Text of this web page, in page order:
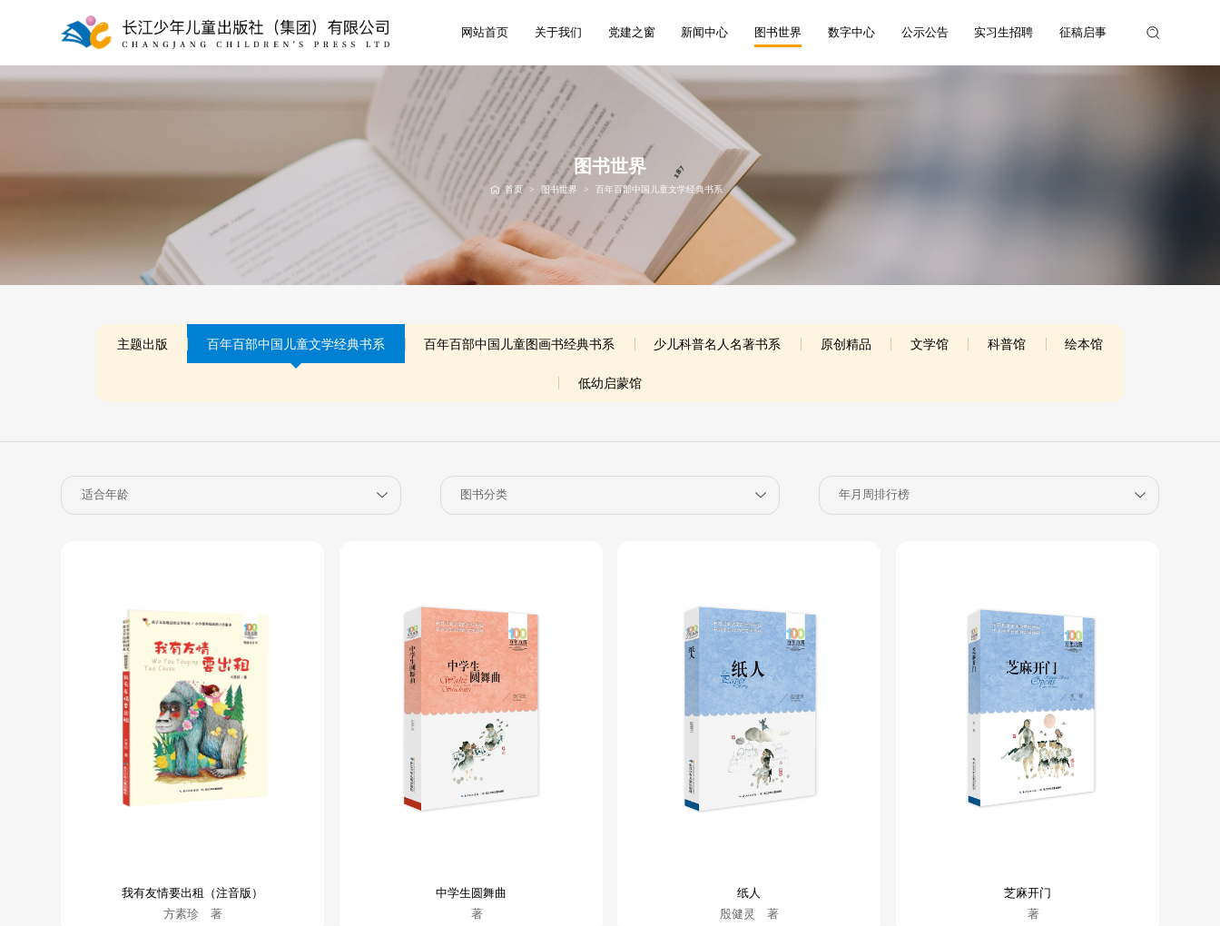
网站首页 关于我们 党建之窗 新闻中心 图书世界 数字中心 公示公告 实习生招聘 征稿启事
图书世界
首页 > 图书世界 > 百年百部中国儿童文学经典书系
主题出版 百年百部中国儿童文学经典书系 百年百部中国儿童图画书经典书系 少儿科普名人名著书系 原创精品 文学馆 科普馆 绘本馆
低幼启蒙馆
我有友情要出租（注音版）
方素珍 著
中学生圆舞曲
著
纸人
殷健灵 著
芝麻开门
著